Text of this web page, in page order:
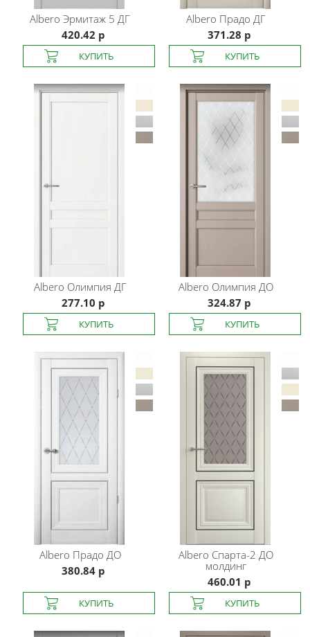
Albero Эрмитаж 5 ДГ
420.42 р
Albero Прадо ДГ
371.28 р
Albero Олимпия ДГ
277.10 р
Albero Олимпия ДО
324.87 р
Albero Прадо ДО
380.84 р
Albero Спарта-2 ДО
молдинг
460.01 р